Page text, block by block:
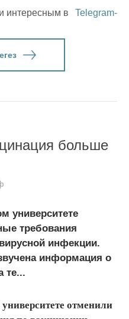
интересным в
Telegram-
больше
университете
требования
инфекции.
информация о
те...
отменили